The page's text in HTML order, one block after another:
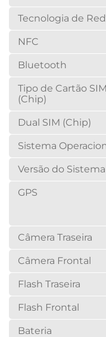
Tecnologia de
NFC
Bluetooth
Tipo de Cartão SIM
(Chip)
Dual SIM (Chip)
Sistema
Versão do Sistema
GPS
Câmera Traseira
Câmera Frontal
Flash Traseira
Flash Frontal
Bateria